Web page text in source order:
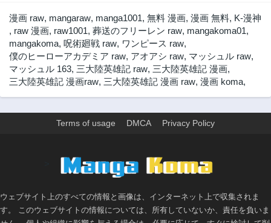
漫画 raw, mangaraw, manga1001, 無料 漫画, 漫画 無料, K-漫神
, raw 漫画, raw1001, 葬送のフリーレン raw, mangakoma01,
mangakoma, 呪術廻戦 raw, ワンピース raw,
僕のヒーローアカデミア raw, アオアシ raw, マッシュル raw,
マッシュル 163, 三大陸英雄記 raw, 三大陸英雄記 漫画,
三大陸英雄記 漫画raw, 三大陸英雄記 漫画 raw, 漫画 koma,
Terms of usage DMCA Privacy Policy
ウェブサイト上のすべての情報と画像は、インターネット上で収集されま
す。 このウェブサイトの情報については、所有していないか、責任を負いま